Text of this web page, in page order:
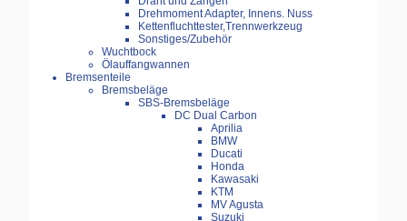
Drehmoment Adapter, Innens. Nuss
Kettenfluchttester,Trennwerkzeug
Sonstiges/Zubehör
Wuchtbock
Ölauffangwannen
Bremsenteile
Bremsbeläge
SBS-Bremsbeläge
DC Dual Carbon
Aprilia
BMW
Ducati
Honda
Kawasaki
KTM
MV Agusta
Suzuki